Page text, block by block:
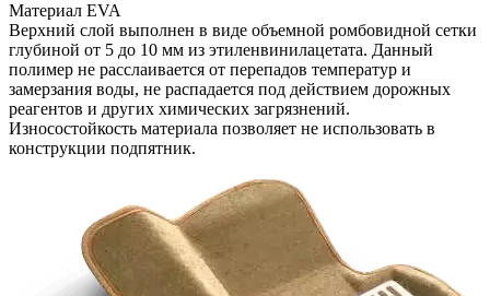
Материал EVA
Верхний слой выполнен в виде объемной ромбовидной сетки
глубиной от 5 до 10 мм из этиленвинилацетата. Данный
полимер не расслаивается от перепадов температур и
замерзания воды, не распадается под действием дорожных
реагентов и других химических загрязнений.
Износостойкость материала позволяет не использовать в
конструкции подпятник.